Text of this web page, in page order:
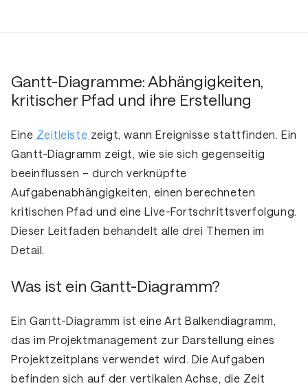
Gantt-Diagramme: Abhängigkeiten,
kritischer Pfad und ihre Erstellung
Eine Zeitleiste zeigt, wann Ereignisse stattfinden. Ein
Gantt-Diagramm zeigt, wie sie sich gegenseitig
beeinflussen – durch verknüpfte
Aufgabenabhängigkeiten, einen berechneten
kritischen Pfad und eine Live-Fortschrittsverfolgung.
Dieser Leitfaden behandelt alle drei Themen im
Detail.
Was ist ein Gantt-Diagramm?
Ein Gantt-Diagramm ist eine Art Balkendiagramm,
das im Projektmanagement zur Darstellung eines
Projektzeitplans verwendet wird. Die Aufgaben
befinden sich auf der vertikalen Achse, die Zeit